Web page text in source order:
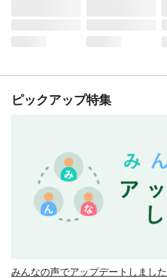
ピックアップ特集
みんなの声でアップデートしました